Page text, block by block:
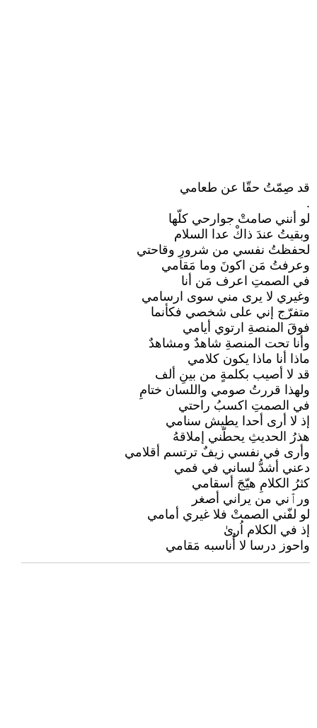
قد صِمّتُ حقّا عن طعامي
.
لو أنني صامتْ جوارحي كلّها
وبقيتُ عندَ ذاكْ عدا السلام
لحفظتُ نفسي من شرورِ وقاحتي
وعرفتُ مَن اكونَ وما مَقامي
في الصمتِ اعرف مَن أنا
وغيري لا يرى مني سوى ارسامي
متفرّج إني على شخصي فكأنما
فوقَ المنصةِ ارتوي أيامي
وأنا تحت المنصةِ شاهدٌ ومشاهدٌ
ماذا أنا ماذا يكون كلامي
قد لا أصيب بكلمةٍ من بينِ ألف
ولهذا قررتُ صومي واللسان ختامِ
في الصمتِ اكسبُ راحتي
إذ لا أرى أحدا يطيش سنامي
هذرُ الحديثِ يحطّني إملاقهُ
وأرى في نفسي زيفٌ ترتسم أقلامي
دعني أشدُّ لساني في فمي
كثرُ الكلامِ هيّجَ أسقامي
ورٱني من يراني أصغر
لو لفّني الصمتْ فلا غيري أمامي
إذ في الكلام اُرىٰ
واحوز درسا لا أُناسبه مَقامي